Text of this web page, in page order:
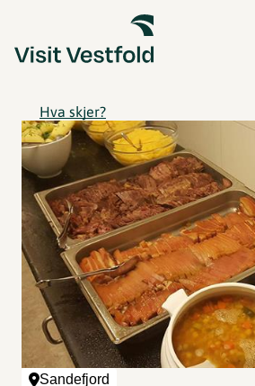
Hva skjer?
Sandefjord